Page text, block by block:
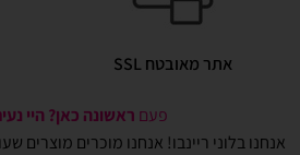
אתר מאובטח SSL
פעם ראשונה כאן? היי
אנחנו בלוני ריינבו! אנחנו מוכרים מוצרים